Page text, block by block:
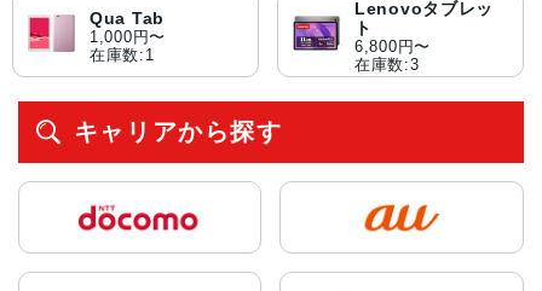
Qua Tab
1,000円〜
在庫数:1
Lenovoタブレッ
ト
6,800円〜
在庫数:3
キャリアから探す